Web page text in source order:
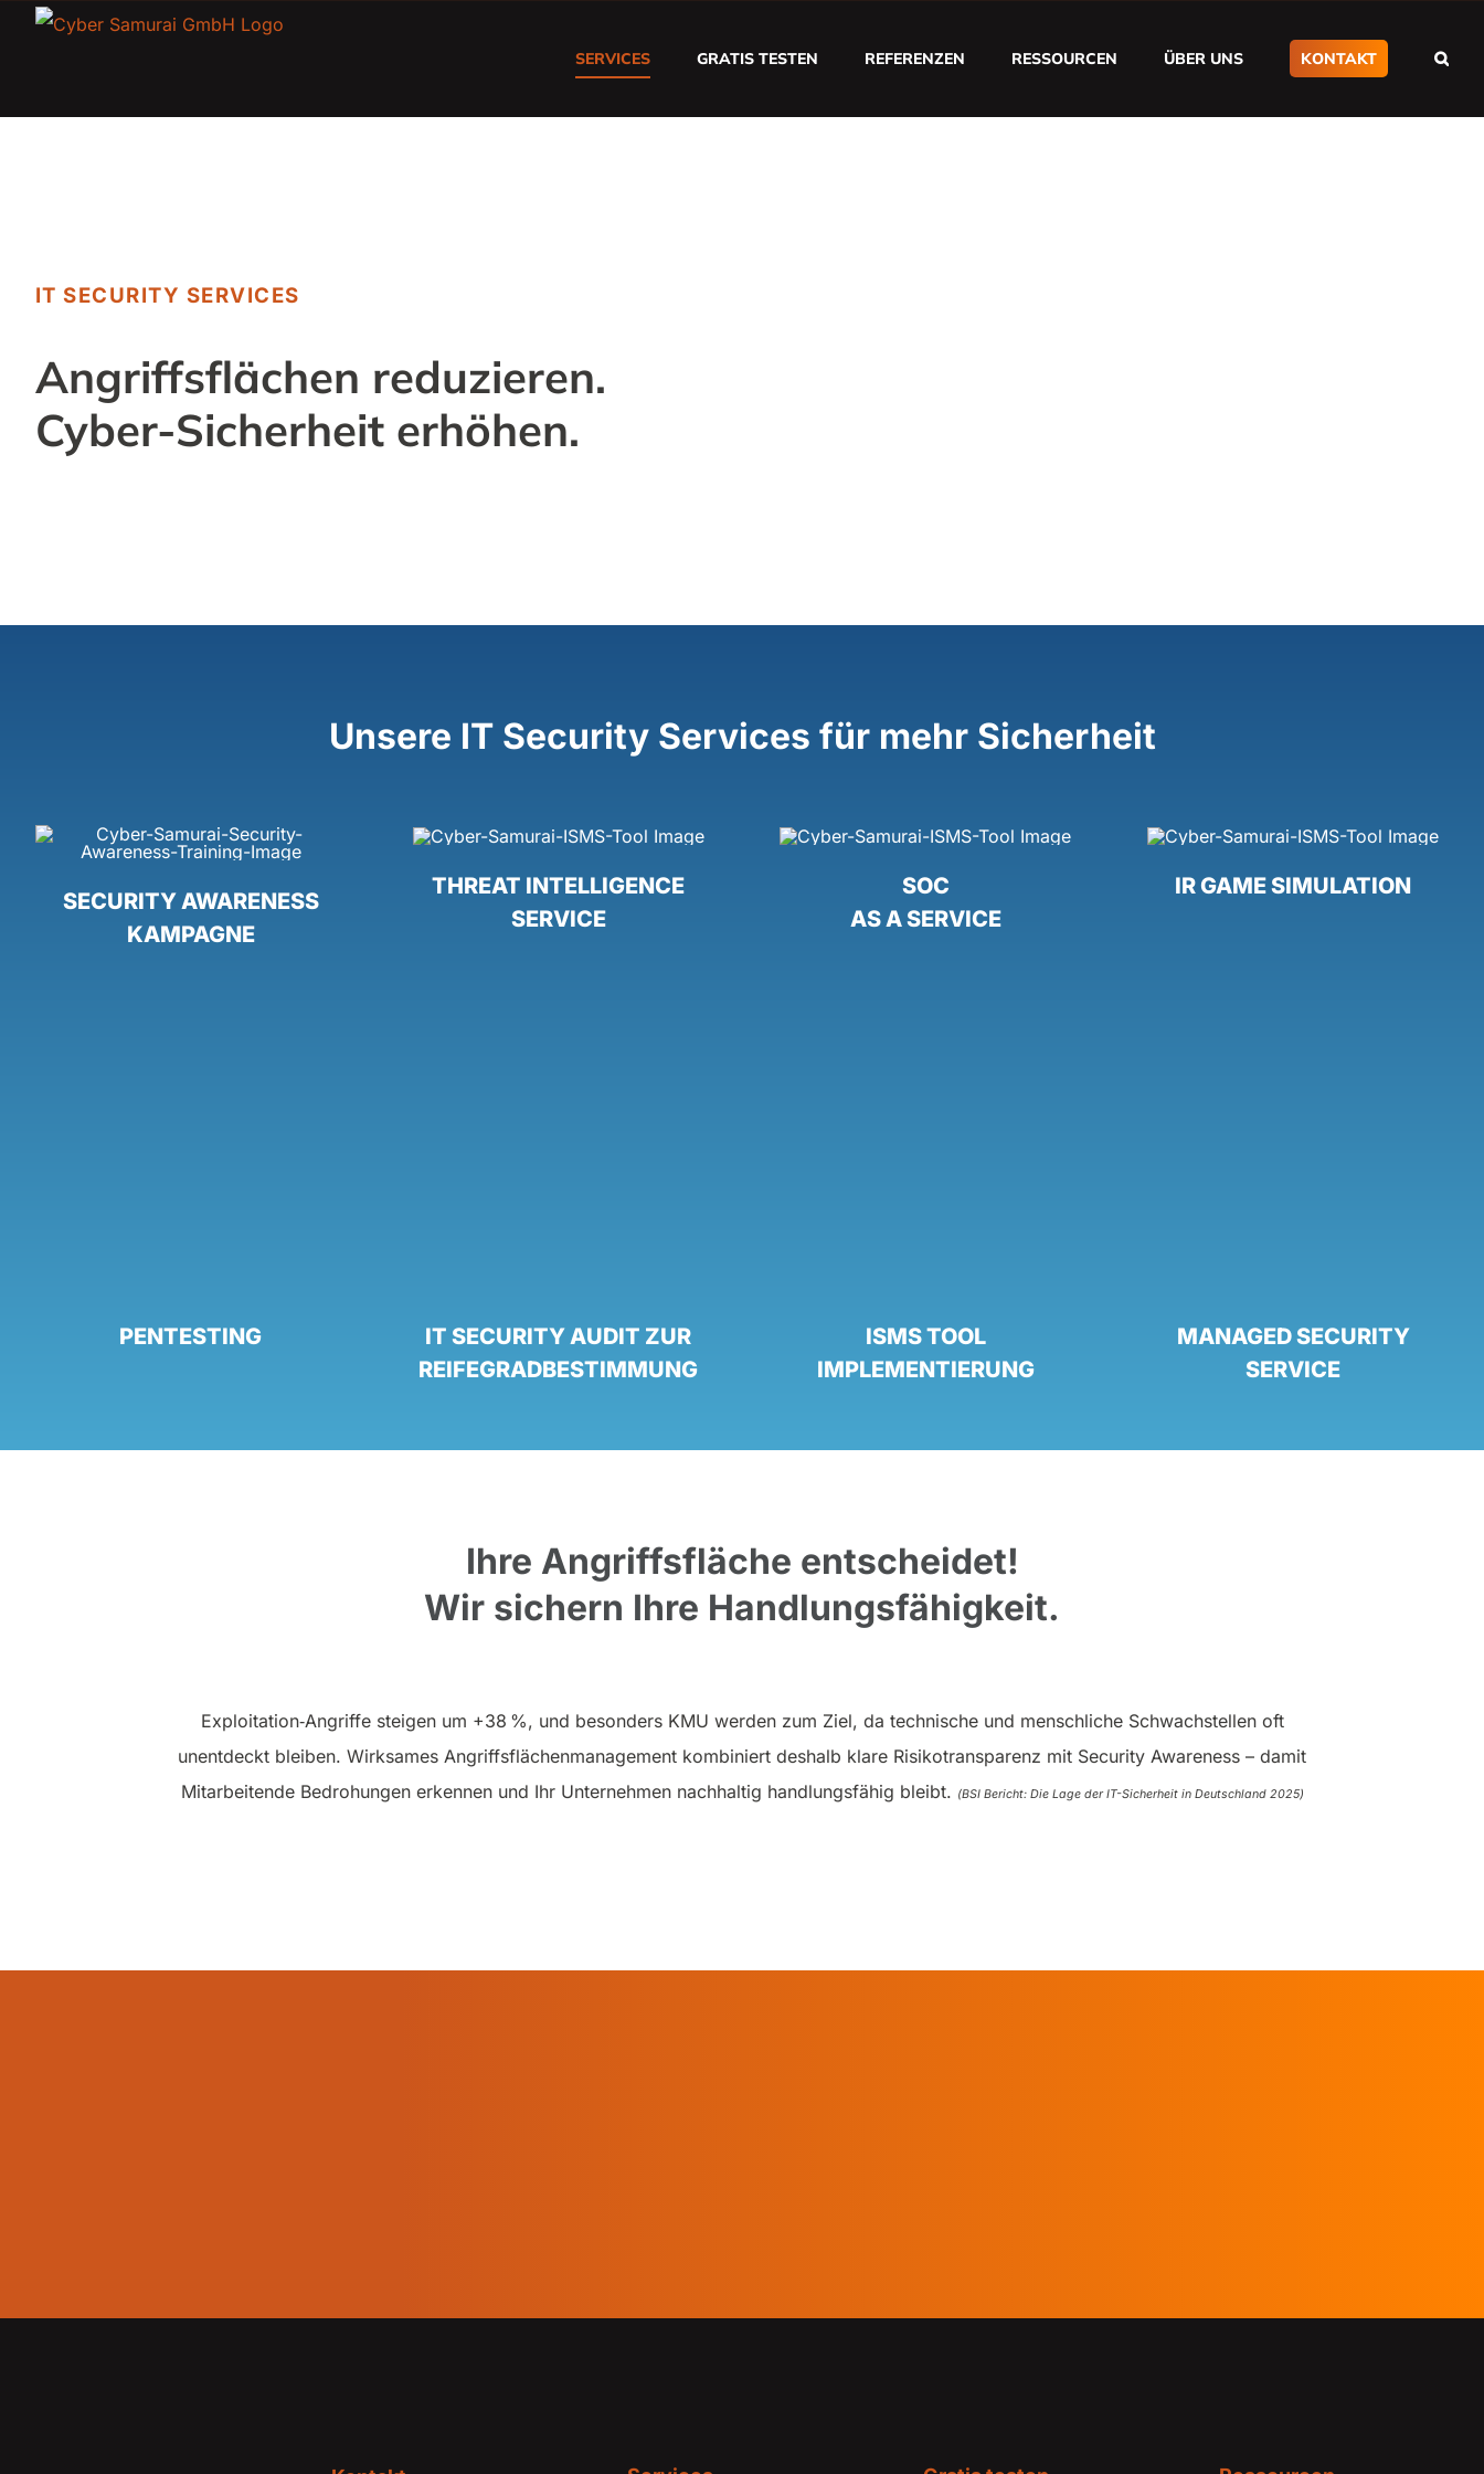
SERVICES GRATIS TESTEN REFERENZEN RESSOURCEN ÜBER UNS KONTAKT
IT SECURITY SERVICES
Angriffsflächen reduzieren.
Cyber-Sicherheit erhöhen.
Unsere IT Security Services für mehr Sicherheit
SECURITY AWARENESS
KAMPAGNE
THREAT INTELLIGENCE
SERVICE
SOC
AS A SERVICE
IR GAME SIMULATION
PENTESTING
IT SECURITY AUDIT ZUR
REIFEGRADBESTIMMUNG
ISMS TOOL
IMPLEMENTIERUNG
MANAGED SECURITY
SERVICE
Ihre Angriffsfläche entscheidet!
Wir sichern Ihre Handlungsfähigkeit.
Exploitation‑Angriffe steigen um +38 %, und besonders KMU werden zum Ziel, da technische und menschliche Schwachstellen oft
unentdeckt bleiben. Wirksames Angriffsflächenmanagement kombiniert deshalb klare Risiko­transparenz mit Security Awareness – damit
Mitarbeitende Bedrohungen erkennen und Ihr Unternehmen nachhaltig handlungsfähig bleibt. (BSI Bericht: Die Lage der IT-Sicherheit in Deutschland 2025)